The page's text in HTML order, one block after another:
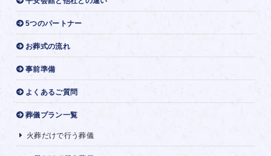
5つのパートナー
お葬式の流れ
事前準備
よくあるご質問
葬儀プラン一覧
火葬だけで行う葬儀